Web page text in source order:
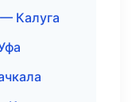
Калуга